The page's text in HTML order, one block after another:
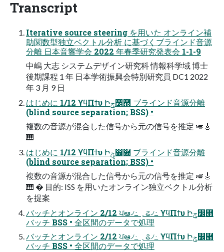
Transcript
Iterative source steering を用いた オンライン補
助関数型独立ベクトル分析 に基づくブラインド音源
分離 日本音響学会 2022 年春季研究発表会 1-1-9
中嶋 大志 システムデザイン研究科 情報科学域 博士
後期課程 1 年 日本学術振興会特別研究員 DC1 2022
年 3 月 9 日
はじめに 1/12 ϒϥΠϯυ Իݯ෼཭ ブラインド音源分離
(blind source separation; BSS) •
複数の音源が混合した信号から元の信号を推定 🎺🎸
🎹
はじめに 1/12 ϒϥΠϯυ Իݯ෼཭ ブラインド音源分離
(blind source separation; BSS) •
複数の音源が混合した信号から元の信号を推定 🎺🎸
🎹 � 目的: ISS を用いたオンライン独立ベクトル分析
を提案
バッチとオンライン 2/12 ਪఆ৴߸ ؍ଌ৴߸ ϒϥΠϯυ Իݯ෼཭
バッチ BSS • 全区間のデータで処理
バッチとオンライン 2/12 ਪఆ৴߸ ؍ଌ৴߸ ϒϥΠϯυ Իݯ෼཭
バッチ BSS • 全区間のデータで処理